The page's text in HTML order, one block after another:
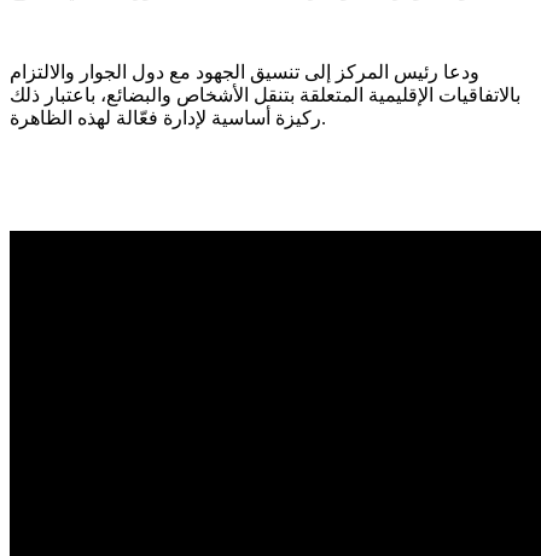
ودعا رئيس المركز إلى تنسيق الجهود مع دول الجوار والالتزام
بالاتفاقيات الإقليمية المتعلقة بتنقل الأشخاص والبضائع، باعتبار ذلك
ركيزة أساسية لإدارة فعّالة لهذه الظاهرة.